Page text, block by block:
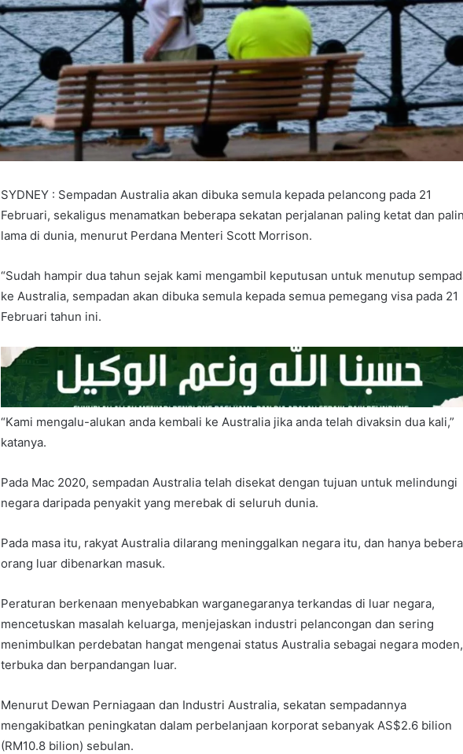
SYDNEY : Sempadan Australia akan dibuka semula kepada pelancong pada 21
Februari, sekaligus menamatkan beberapa sekatan perjalanan paling ketat dan
lama di dunia, menurut Perdana Menteri Scott Morrison.
“Sudah hampir dua tahun sejak kami mengambil keputusan untuk menutup
ke Australia, sempadan akan dibuka semula kepada semua pemegang visa pada 21
Februari tahun ini.
“Kami mengalu-alukan anda kembali ke Australia jika anda telah divaksin dua kali,”
katanya.
Pada Mac 2020, sempadan Australia telah disekat dengan tujuan untuk melindungi
negara daripada penyakit yang merebak di seluruh dunia.
Pada masa itu, rakyat Australia dilarang meninggalkan negara itu, dan hanya
orang luar dibenarkan masuk.
Peraturan berkenaan menyebabkan warganegaranya terkandas di luar negara,
mencetuskan masalah keluarga, menjejaskan industri pelancongan dan sering
menimbulkan perdebatan hangat mengenai status Australia sebagai negara moden,
terbuka dan berpandangan luar.
Menurut Dewan Perniagaan dan Industri Australia, sekatan sempadannya
mengakibatkan peningkatan dalam perbelanjaan korporat sebanyak AS$2.6 bilion
(RM10.8 bilion) sebulan.